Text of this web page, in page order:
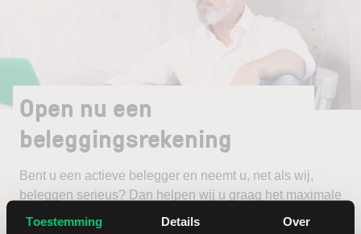
Toestemming Details Over
Open nu een
beleggingsrekening
Bent u een actieve belegger en neemt u, net als wij,
beleggen serieus? Dan helpen wij u graag het maximale
uit uw beleggingsportefeuille te halen.